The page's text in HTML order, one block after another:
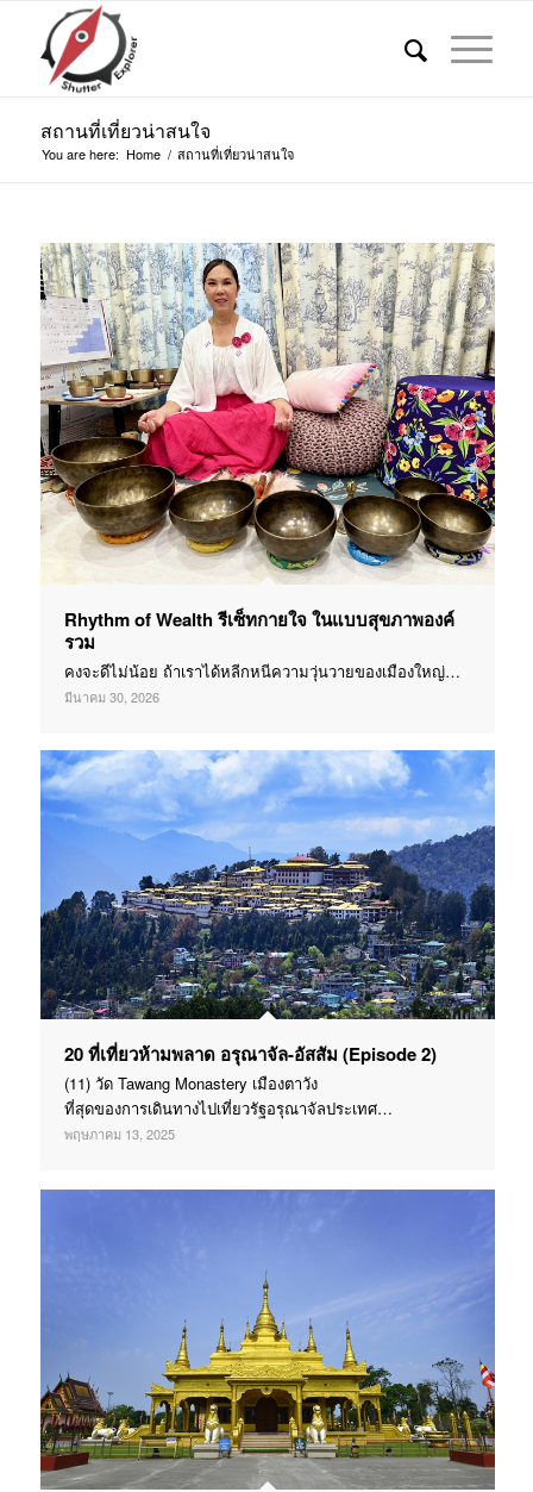
สถานที่เที่ยวน่าสนใจ
You are here: Home / สถานที่เที่ยวน่าสนใจ
Rhythm of Wealth รีเซ็ทกายใจ ในแบบสุขภาพองค์
รวม
คงจะดีไม่น้อย ถ้าเราได้หลีกหนีความวุ่นวายของเมืองใหญ่…
มีนาคม 30, 2026
20 ที่เที่ยวห้ามพลาด อรุณาจัล-อัสสัม (Episode 2)
(11) วัด Tawang Monastery เมืองตาวัง
ที่สุดของการเดินทางไปเที่ยวรัฐอรุณาจัลประเทศ…
พฤษภาคม 13, 2025